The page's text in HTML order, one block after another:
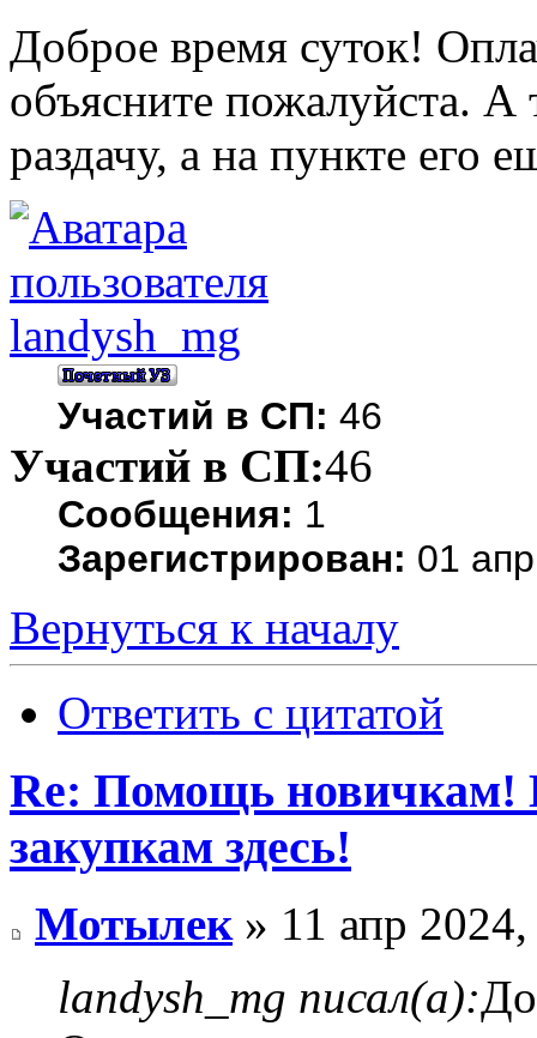
Доброе время суток!
объясните пожалуйста. А
раздачу, а на пункте его
landysh_mg
Участий в СП: 46
Участий в СП:46
Сообщения: 1
Зарегистрирован: 01
Вернуться к началу
Ответить с цитатой
Re: Помощь новичкам!
закупкам здесь!
Мотылек» 11 апр
landysh_mg писал(а):